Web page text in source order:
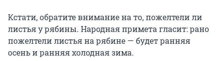
Кстати, обратите внимание на то, пожелтели ли
листья у рябины. Народная примета гласит: рано
пожелтели листья на рябине — будет ранняя
осень и ранняя холодная зима.